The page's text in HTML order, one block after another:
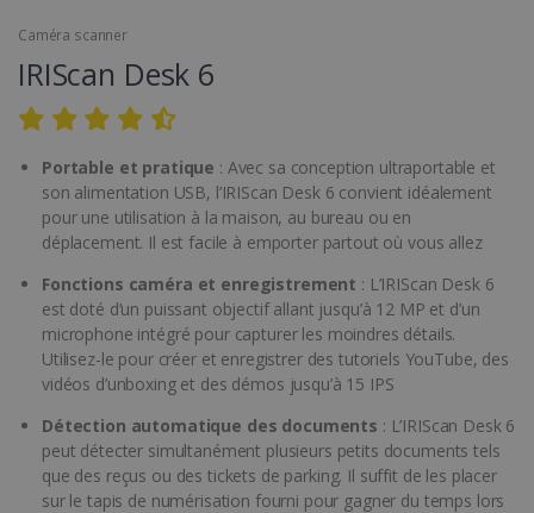
Caméra scanner
IRIScan Desk 6
Portable et pratique : Avec sa conception ultraportable et
son alimentation USB, l’IRIScan Desk 6 convient idéalement
pour une utilisation à la maison, au bureau ou en
déplacement. Il est facile à emporter partout où vous allez
Fonctions caméra et enregistrement : L’IRIScan Desk 6
est doté d’un puissant objectif allant jusqu’à 12 MP et d’un
microphone intégré pour capturer les moindres détails.
Utilisez-le pour créer et enregistrer des tutoriels YouTube, des
vidéos d’unboxing et des démos jusqu’à 15 IPS
Détection automatique des documents : L’IRIScan Desk 6
peut détecter simultanément plusieurs petits documents tels
que des reçus ou des tickets de parking. Il suffit de les placer
sur le tapis de numérisation fourni pour gagner du temps lors